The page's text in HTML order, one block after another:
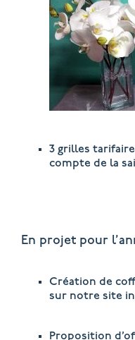
3 grilles
compte de la
En projet pour
Création de
sur notre site
Proposition